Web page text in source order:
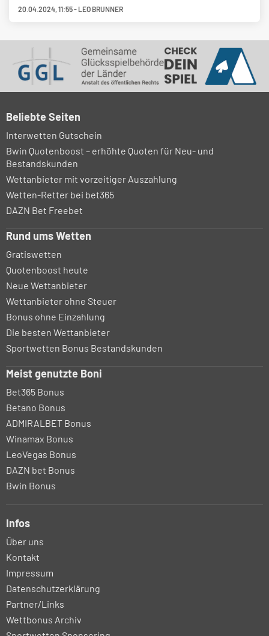
20.04.2024,11:55- LEO BRUNNER
Beliebte Seiten
Interwetten Gutschein
Bwin Quotenboost – erhöhte Quoten für Neu- und
Bestandskunden
Wettanbieter mit vorzeitiger Auszahlung
Wetten-Retter bei bet365
DAZN Bet Freebet
Rund ums Wetten
Gratiswetten
Quotenboost heute
Neue Wettanbieter
Wettanbieter ohne Steuer
Bonus ohne Einzahlung
Die besten Wettanbieter
Sportwetten Bonus Bestandskunden
Meist genutzte Boni
Bet365 Bonus
Betano Bonus
ADMIRALBET Bonus
Winamax Bonus
LeoVegas Bonus
DAZN bet Bonus
Bwin Bonus
Infos
Über uns
Kontakt
Impressum
Datenschutzerklärung
Partner/Links
Wettbonus Archiv